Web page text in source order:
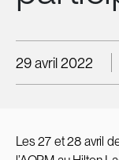
29 avril 2022
Les 27 et 28 avril